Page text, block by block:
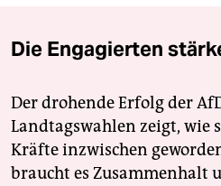
Die Engagierten
Der drohende Erfolg der
Landtagswahlen zeigt, wie
Kräfte inzwischen
braucht es Zusammenhalt